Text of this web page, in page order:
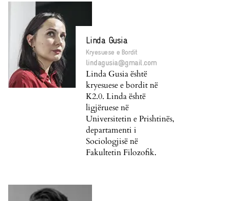
Linda Gusia
Kryesuese e Bordit
lindagusia@gmail.com
Linda Gusia është
kryesuese e bordit në
K2.0. Linda është
ligjëruese në
Universitetin e Prishtinës,
departamenti i
Sociologjisë në
Fakultetin Filozofik.